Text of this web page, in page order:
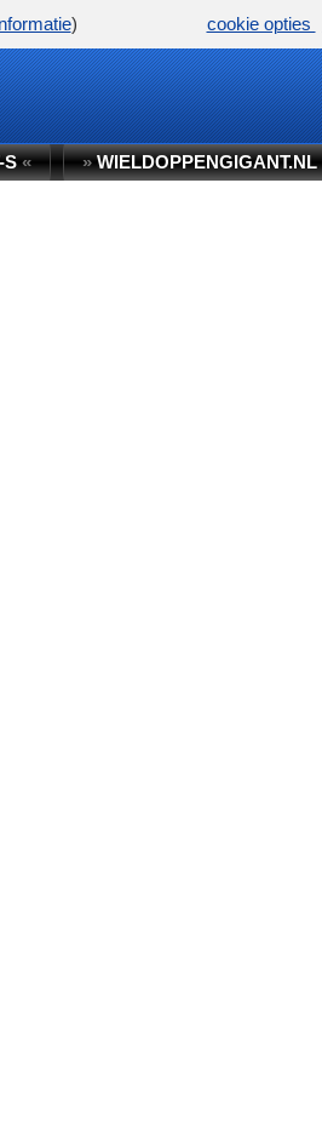
S« »WIELDOPPENGIGANT.NL
) cookie opties